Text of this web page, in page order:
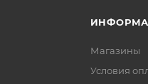
Магазины
Условия